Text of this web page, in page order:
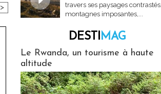
>
travers ses paysages contrastés,
montagnes imposantes,...
DESTIMAG
Le Rwanda, un tourisme à haute
altitude